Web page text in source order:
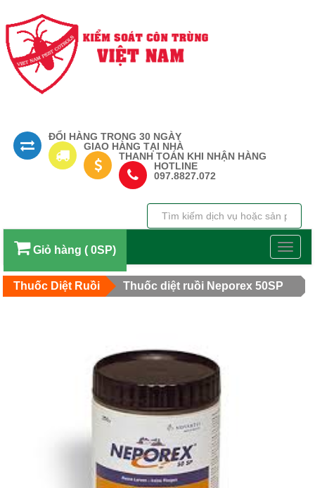
ĐỔI HÀNG TRONG 30 NGÀY
GIAO HÀNG TẠI NHÀ
THANH TOÁN KHI NHẬN HÀNG
HOTLINE
097.8827.072
Giỏ hàng ( 0SP)
Thuốc Diệt Ruồi Thuốc diệt ruồi Neporex 50SP